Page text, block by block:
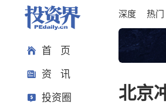
首 页
资 讯
投资圈
深度 热门
北京